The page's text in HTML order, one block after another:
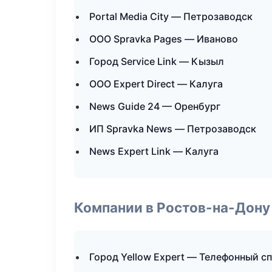
Portal Media City — Петрозаводск
ООО Spravka Pages — Иваново
Город Service Link — Кызыл
ООО Expert Direct — Калуга
News Guide 24 — Оренбург
ИП Spravka News — Петрозаводск
News Expert Link — Калуга
Компании в Ростов-на-Дону
Город Yellow Expert — Телефонный